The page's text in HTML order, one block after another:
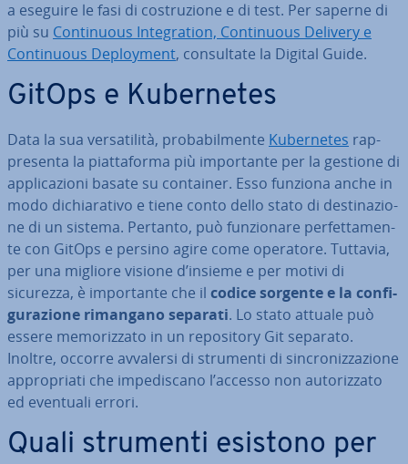
a eseguire le fasi di co­stru­zio­ne e di test. Per saperne di
più su Con­ti­nuous In­te­gra­tion, Con­ti­nuous Delivery e
Con­ti­nuous De­ploy­ment, con­sul­ta­te la Digital Guide.
GitOps e Ku­ber­ne­tes
Data la sua ver­sa­ti­li­tà, pro­ba­bil­men­te Ku­ber­ne­tes rap­
pre­sen­ta la piat­ta­for­ma più im­por­tan­te per la gestione di
ap­pli­ca­zio­ni basate su container. Esso funziona anche in
modo di­chia­ra­ti­vo e tiene conto dello stato di de­sti­na­zio­
ne di un sistema. Pertanto, può fun­zio­na­re per­fet­ta­men­
te con GitOps e persino agire come operatore. Tuttavia,
per una migliore visione d’insieme e per motivi di
sicurezza, è im­por­tan­te che il codice sorgente e la con­fi­
gu­ra­zio­ne rimangano separati. Lo stato attuale può
essere me­mo­riz­za­to in un re­po­si­to­ry Git separato.
Inoltre, occorre avvalersi di strumenti di sin­cro­niz­za­zio­ne
ap­pro­pria­ti che im­pe­di­sca­no l’accesso non au­to­riz­za­to
ed eventuali errori.
Quali strumenti esistono per